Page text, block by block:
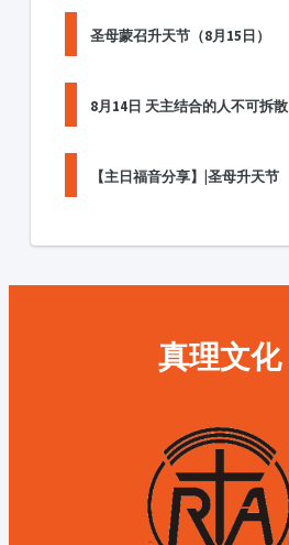
圣母蒙召升天节（8月15日）
8月14日 天主结合的人不可拆散
【主日福音分享】|圣母升天节
真理文化